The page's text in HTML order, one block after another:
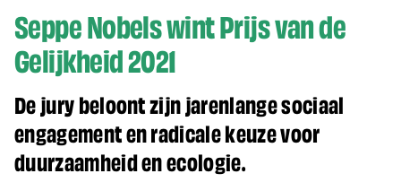
Seppe Nobels wint Prijs van de
Gelijkheid 2021
De jury beloont zijn jarenlange sociaal
engagement en radicale keuze voor
duurzaamheid en ecologie.